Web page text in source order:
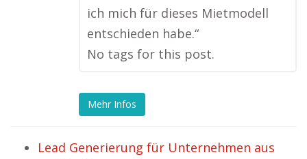
ich mich für dieses Mietmodell
entschieden habe.“
No tags for this post.
Mehr Infos
Lead Generierung für Unternehmen aus